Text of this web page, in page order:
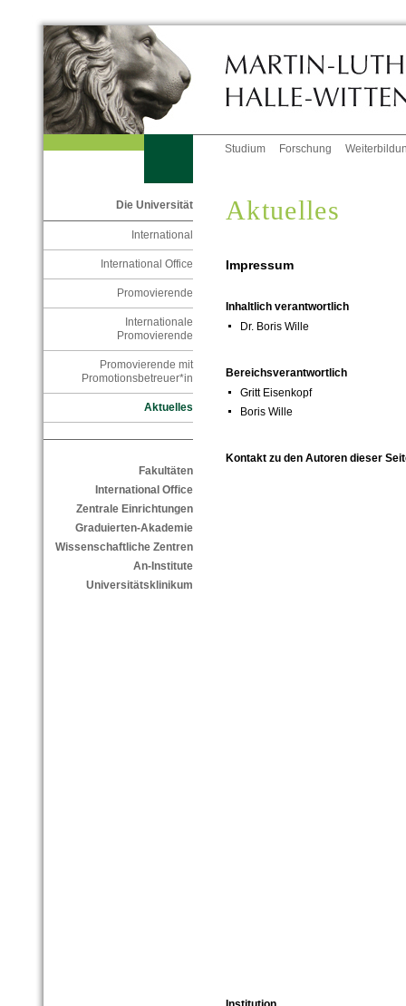
Studium Forschung
Die Universität
International
International Office
Promovierende
Internationale
Promovierende
Promovierende mit
Promotionsbetreuer*in
Aktuelles
Fakultäten
International Office
Zentrale Einrichtungen
Graduierten-Akademie
Wissenschaftliche Zentren
An-Institute
Universitätsklinikum
Aktuelles
Impressum
Inhaltlich verantwortlich
Dr. Boris Wille
Bereichsverantwortlich
Gritt Eisenkopf
Boris Wille
Kontakt zu den Autoren dieser